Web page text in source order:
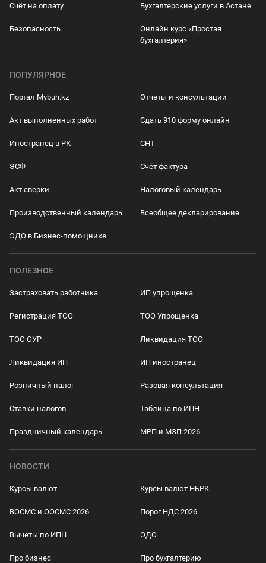
Счёт на оплату Бухгалтерские услуги в Астане
Безопасность
Онлайн курс «Простая
бухгалтерия»
ПОПУЛЯРНОЕ
Портал Mybuh.kz Отчеты и консультации
Акт выполненных работ Сдать 910 форму онлайн
Иностранец в РК СНТ
ЭСФ Счёт фактура
Акт сверки Налоговый календарь
Производственный календарь Всеобщее декларирование
ЭДО в Бизнес-помощнике
ПОЛЕЗНОЕ
Застраховать работника ИП упрощенка
Регистрация ТОО ТОО Упрощенка
ТОО ОУР Ликвидация ТОО
Ликвидация ИП ИП иностранец
Розничный налог Разовая консультация
Ставки налогов Таблица по ИПН
Праздничный календарь МРП и МЗП 2026
НОВОСТИ
Курсы валют Курсы валют НБРК
ВОСМС и ООСМС 2026 Порог НДС 2026
Вычеты по ИПН ЭДО
Про бизнес Про бухгалтерию